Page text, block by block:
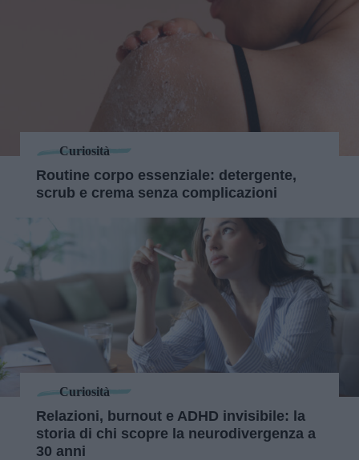
Curiosità
Routine corpo essenziale: detergente,
scrub e crema senza complicazioni
Curiosità
Relazioni, burnout e ADHD invisibile: la
storia di chi scopre la neurodivergenza a
30 anni